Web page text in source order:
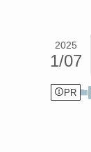
2025
1/07
PR